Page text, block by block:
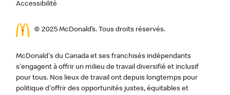
Accessibilité
© 2025 McDonald’s. Tous droits réservés.
McDonald's du Canada et ses franchisés indépendants
s'engagent à offrir un milieu de travail diversifié et inclusif
pour tous. Nos lieux de travail ont depuis longtemps pour
politique d'offrir des opportunités justes, équitables et